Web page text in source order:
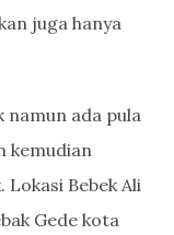
juga hanya
namun ada pula
kemudian
Bebek Ali
Gede kota